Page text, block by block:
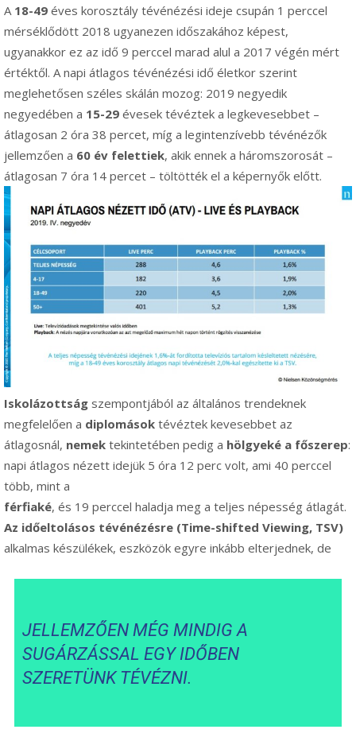
A 18-49 éves korosztály tévénézési ideje csupán 1 perccel
mérséklődött 2018 ugyanezen időszakához képest,
ugyanakkor ez az idő 9 perccel marad alul a 2017 végén mért
értéktől. A napi átlagos tévénézési idő életkor szerint
meglehetősen széles skálán mozog: 2019 negyedik
negyedében a 15-29 évesek tévéztek a legkevesebbet –
átlagosan 2 óra 38 percet, míg a legintenzívebb tévénézők
jellemzően a 60 év felettiek, akik ennek a háromszorosát –
átlagosan 7 óra 14 percet – töltötték el a képernyők előtt.
Iskolázottság szempontjából az általános trendeknek
megfelelően a diplomások tévéztek kevesebbet az
átlagosnál, nemek tekintetében pedig a hölgyeké a főszerep:
napi átlagos nézett idejük 5 óra 12 perc volt, ami 40 perccel
több, mint a
férfiaké, és 19 perccel haladja meg a teljes népesség átlagát.
Az időeltolásos tévénézésre (Time-shifted Viewing, TSV)
alkalmas készülékek, eszközök egyre inkább elterjednek, de
JELLEMZŐEN MÉG MINDIG A
SUGÁRZÁSSAL EGY IDŐBEN
SZERETÜNK TÉVÉZNI.